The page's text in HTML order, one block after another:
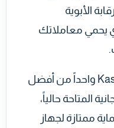
الأبوية
يحمي معاملاتك
في الختام، يعتبر Kaspersky Free واحداً من أفضل
المتاحة حالياً،
ممتازة لجهاز